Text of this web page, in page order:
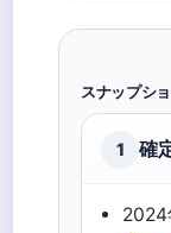
スナップシ
1 確
2024